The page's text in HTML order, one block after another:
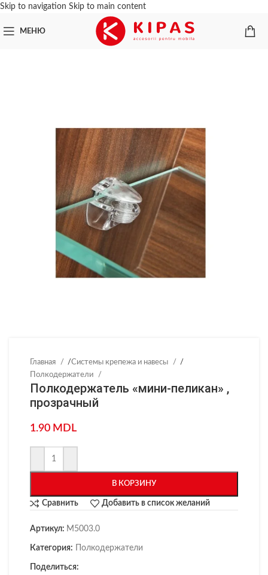
Skip to navigation Skip to main content
МЕНЮ
Главная /Системы крепежа и навесы
/
Полкодержатели
Полкодержатель «мини-пеликан» ,
прозрачный
1.90 MDL
В КОРЗИНУ
Сравнить Добавить в список желаний
Артикул: M5003.0
Категория: Полкодержатели
Поделиться: